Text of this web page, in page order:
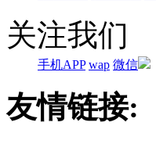
关注我们
手机APP wap 微信
友情链接: